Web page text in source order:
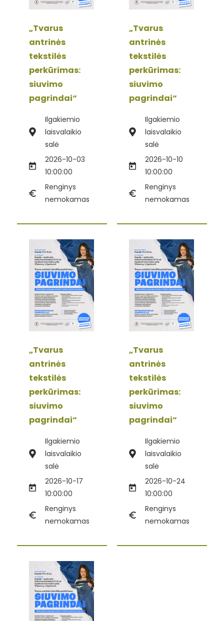
„Tvarus
antrinės
tekstilės
perkūrimas:
siuvimo
pagrindai“
Ilgakiemio
laisvalaikio
salė
2026-10-03
10:00:00
Renginys
nemokamas
„Tvarus
antrinės
tekstilės
perkūrimas:
siuvimo
pagrindai“
Ilgakiemio
laisvalaikio
salė
2026-10-10
10:00:00
Renginys
nemokamas
„Tvarus
antrinės
tekstilės
perkūrimas:
siuvimo
pagrindai“
Ilgakiemio
laisvalaikio
salė
2026-10-17
10:00:00
Renginys
nemokamas
„Tvarus
antrinės
tekstilės
perkūrimas:
siuvimo
pagrindai“
Ilgakiemio
laisvalaikio
salė
2026-10-24
10:00:00
Renginys
nemokamas